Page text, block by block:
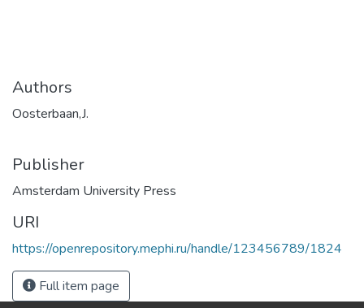
Authors
Oosterbaan,J.
Publisher
Amsterdam University Press
URI
https://openrepository.mephi.ru/handle/123456789/1824
Full item page